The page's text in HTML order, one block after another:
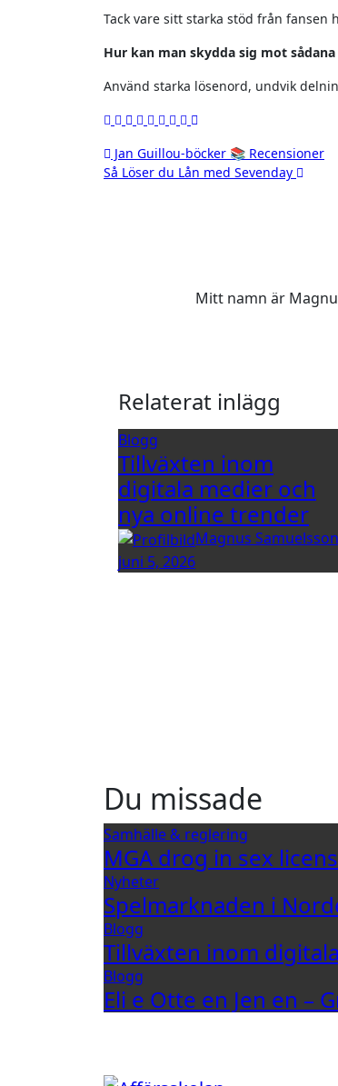
Tack vare sitt starka stöd från
Hur kan man skydda sig mot
Använd starka lösenord, undvik
Inläggsnavigering
Jan Guillou-böcker 📚 Recensioner
Så Löser du Lån med Sevenday
Mitt namn är
Relaterat inlägg
Blogg
Tillväxten inom
digitala medier och
nya online trender
Magnus Samuelsson
juni 5, 2026
Du missade
Samhälle & reglering
MGA drog in sex
Nyheter
Spelmarknaden i
Blogg
Tillväxten inom
Blogg
Eli e Otte en Jen en –